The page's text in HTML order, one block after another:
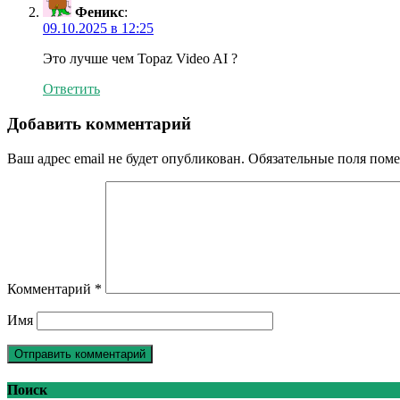
Феникс:
09.10.2025 в 12:25
Это лучше чем Topaz Video AI ?
Ответить
Добавить комментарий
Ваш адрес email не будет опубликован. Обязательные поля
Комментарий *
Имя
Поиск